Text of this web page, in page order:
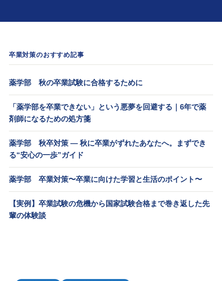
卒業対策のおすすめ記事
薬学部 秋の卒業試験に合格するために
「薬学部を卒業できない」という悪夢を回避する｜6年で薬
剤師になるための処方箋
薬学部 秋卒対策 — 秋に卒業がずれたあなたへ。まずでき
る“安心の一歩”ガイド
薬学部 卒業対策〜卒業に向けた学習と生活のポイント〜
【実例】卒業試験の危機から国家試験合格まで巻き返した先
輩の体験談